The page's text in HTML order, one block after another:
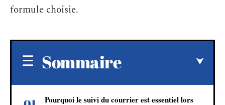
formule choisie.
Sommaire
Pourquoi le suivi du courrier est essentiel lors